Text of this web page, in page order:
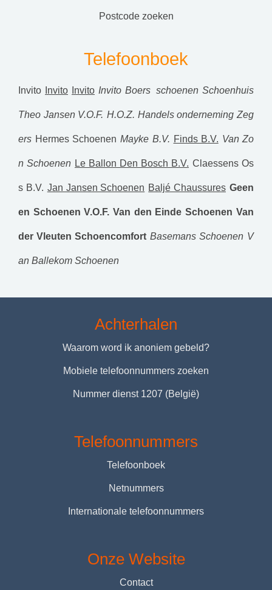
postcode zoeken
Telefoonboek
Invito Invito Invito Invito Boers schoenen Schoenhuis
Theo Jansen V.O.F. H.O.Z. Handels onderneming Zeg
ers Hermes Schoenen Mayke B.V. Finds B.V. Van Zo
n Schoenen Le Ballon Den Bosch B.V. Claessens Os
s B.V. Jan Jansen Schoenen Baljé Chaussures Geen
en Schoenen V.O.F. Van den Einde Schoenen Van
der Vleuten Schoencomfort Basemans Schoenen V
an Ballekom Schoenen
Achterhalen
Waarom word ik anoniem gebeld?
Mobiele telefoonnummers zoeken
Nummer dienst 1207 (België)
Telefoonnummers
Telefoonboek
Netnummers
Internationale telefoonnummers
Onze Website
Contact